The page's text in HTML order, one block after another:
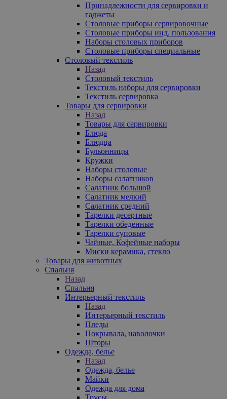
Принадлежности для сервировки и
гаджеты
Столовые приборы сервировочные
Столовые приборы инд. пользования
Наборы столовых приборов
Столовые приборы специальные
Столовый текстиль
Назад
Столовый текстиль
Текстиль наборы для сервировки
Текстиль сервировка
Товары для сервировки
Назад
Товары для сервировки
Блюда
Блюдца
Бульонницы
Кружки
Наборы столовые
Наборы салатников
Салатник большой
Салатник мелкий
Салатник средний
Тарелки десертные
Тарелки обеденные
Тарелки суповые
Чайные, Кофейные наборы
Миски керамика, стекло
Товары для животных
Спальня
Назад
Спальня
Интерьерный текстиль
Назад
Интерьерный текстиль
Пледы
Покрывала, наволочки
Шторы
Одежда, белье
Назад
Одежда, белье
Майки
Одежда для дома
Трусы